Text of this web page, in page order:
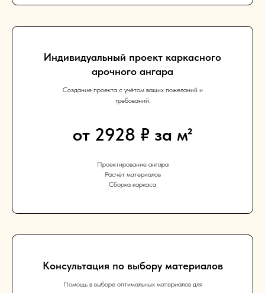
Индивидуальный проект каркасного
арочного ангара
Создание проекта с учётом ваших пожеланий и
требований.
от 2928 ₽ за м²
Проектирование ангара
Расчёт материалов
Сборка каркаса
Консультация по выбору материалов
Помощь в выборе оптимальных материалов для